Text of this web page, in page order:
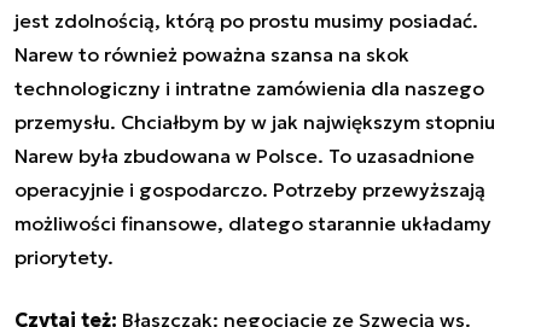
jest zdolnością, którą po prostu musimy posiadać.
Narew to również poważna szansa na skok
technologiczny i intratne zamówienia dla naszego
przemysłu. Chciałbym by w jak największym stopniu
Narew była zbudowana w Polsce. To uzasadnione
operacyjnie i gospodarczo. Potrzeby przewyższają
możliwości finansowe, dlatego starannie układamy
priorytety.
Czytaj też: Błaszczak: negocjacje ze Szwecją ws.